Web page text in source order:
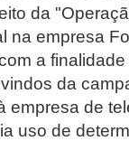
da
na empresa
a
da
empresa de
uso de